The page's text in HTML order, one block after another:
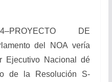
DE
del NOA vería
Ejecutivo Nacional dé
de la Resolución S-